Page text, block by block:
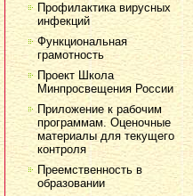
Профилактика вирусных
инфекций
Функциональная
грамотность
Проект Школа
Минпросвещения России
Приложение к рабочим
программам. Оценочные
материалы для текущего
контроля
Преемственность в
образовании